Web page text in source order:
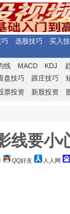
选股技巧
买入
线 MACD KDJ
盘技巧 跟庄技巧
票投资 新股投资
线要小
QQ好友 人人网